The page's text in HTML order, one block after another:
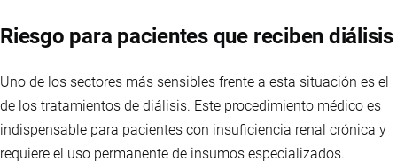
Riesgo para pacientes que reciben diálisis
Uno de los sectores más sensibles frente a esta situación es el
de los tratamientos de diálisis. Este procedimiento médico es
indispensable para pacientes con insuficiencia renal crónica y
requiere el uso permanente de insumos especializados.